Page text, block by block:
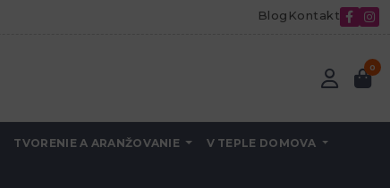
Blog Kontakt
0
TVORENIE A ARANŽOVANIE V TEPLE DOMOVA